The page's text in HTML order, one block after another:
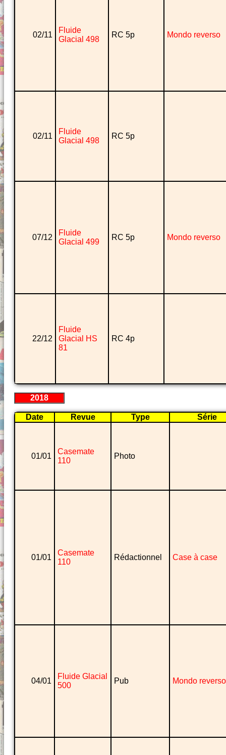
02/11
Fluide
Glacial 498
RC 5p Mondo reverso
02/11
Fluide
Glacial 498
RC 5p
07/12
Fluide
Glacial 499
RC 5p Mondo reverso
22/12
Fluide
Glacial HS
81
RC 4p
2018
Date Revue Type Série
01/01
Casemate
110
Photo
01/01
Casemate
110
Rédactionnel Case à case
04/01
Fluide Glacial
500
Pub Mondo reverso